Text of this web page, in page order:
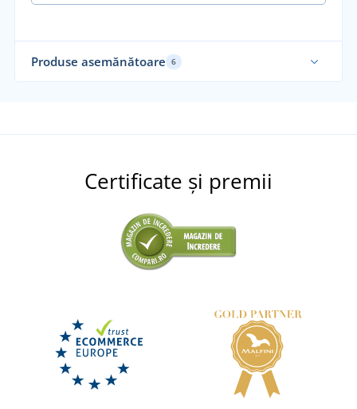
Produse asemănătoare 6
Certificate și premii